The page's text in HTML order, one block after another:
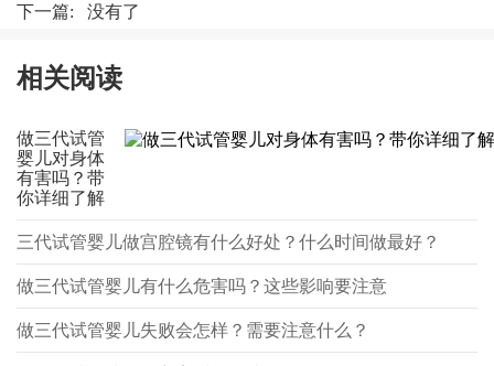
下一篇: 没有了
相关阅读
做三代试管
婴儿对身体
有害吗？带
你详细了解
三代试管婴儿做宫腔镜有什么好处？什么时间做最好？
做三代试管婴儿有什么危害吗？这些影响要注意
做三代试管婴儿失败会怎样？需要注意什么？